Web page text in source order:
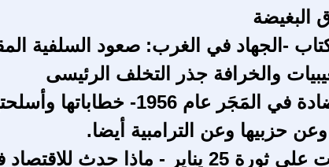
البغيضة
-الجهاد في الغرب: صعود السلفية
والخرافة جذر التخلف الرئيسى
عام 1956- خطاباتها وأسلحتها (3)
حزبيها وعن الترامبية أيضا.
عشر سنوات علي ثورة 25 يناير - ماذا حدث